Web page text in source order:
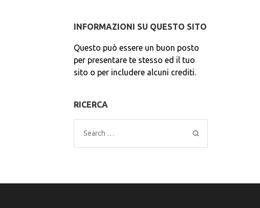
INFORMAZIONI SU QUESTO SITO
Questo può essere un buon posto
per presentare te stesso ed il tuo
sito o per includere alcuni crediti.
RICERCA
Search
for: